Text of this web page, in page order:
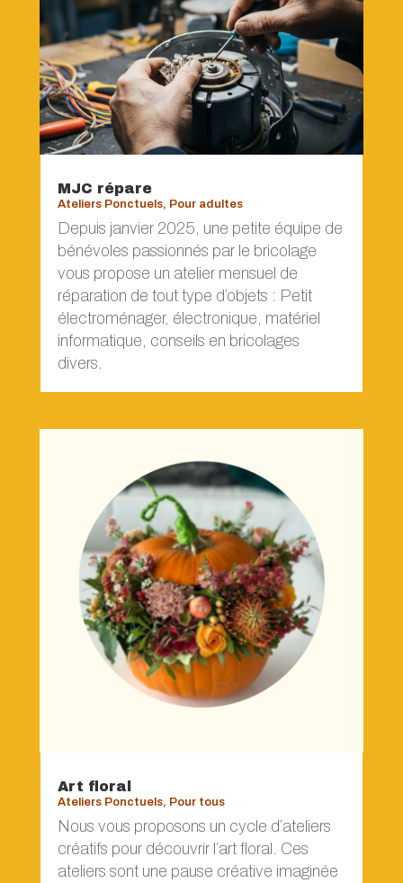
MJC répare
Ateliers Ponctuels, Pour adultes
Depuis janvier 2025, une petite équipe de
bénévoles passionnés par le bricolage
vous propose un atelier mensuel de
réparation de tout type d’objets : Petit
électroménager, électronique, matériel
informatique, conseils en bricolages
divers.
Art floral
Ateliers Ponctuels, Pour tous
Nous vous proposons un cycle d’ateliers
créatifs pour découvrir l’art floral. Ces
ateliers sont une pause créative imaginée